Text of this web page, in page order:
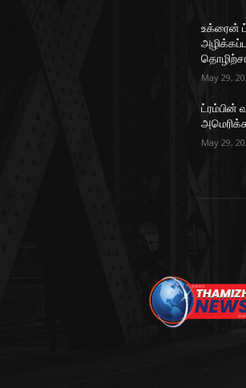
உக்ரைன்
May 29,
ட்ரம்பின்
May 29,